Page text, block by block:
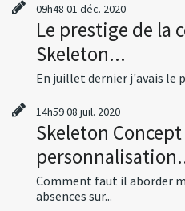
09h48 01 déc. 2020
Le prestige de la
Skeleton...
En juillet dernier j'avais le
14h5908 juil. 2020
Skeleton
Comment faut il aborder
absences sur...